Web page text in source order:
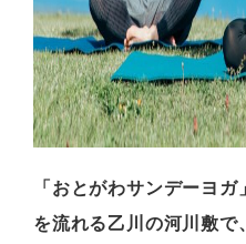
「おとがわサンデーヨ
を流れる乙川の河川敷